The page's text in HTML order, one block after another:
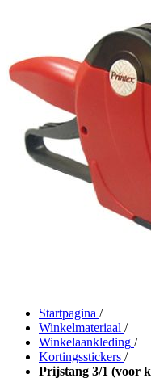
Startpagina /
Winkelmateriaal /
Winkelaankleding /
Kortingsstickers /
Prijstang 3/1 (voor